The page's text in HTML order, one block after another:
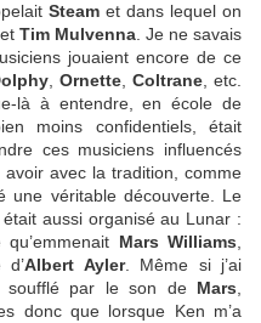
Steamet dans lequel on
Tim Mulvenna . Je ne savais
jouaient encore de ce
, Ornette, Coltrane, etc.
là à entendre, en école de
moins confidentiels, était
ces musiciens influencés
avec la tradition, comme
une véritable découverte. Le
aussi organisé au Lunar :
qu’emmenait Mars Williams
d’Albert Ayler. Même si j’ai
soufflé par le son de Mars
donc que lorsque Ken m’a